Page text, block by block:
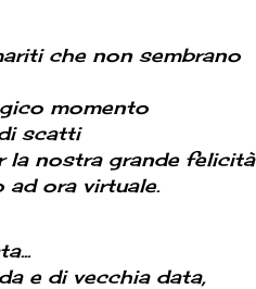
che non sembrano
momento
scatti
la nostra grande felicità
ora virtuale.
e di vecchia data,